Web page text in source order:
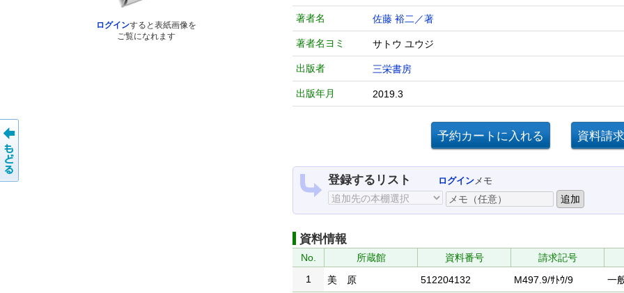
ログインすると表紙画像を
ご覧になれます
著者名 佐藤 裕二／著
著者名ヨミ サトウ ユウジ
出版者 三栄書房
出版年月 2019.3
登録するリスト ログインメモ
資料情報
No. 所蔵館 資料番号 請求記号
1
美 原 512204132 M497.9/ｻﾄｳ/9 一